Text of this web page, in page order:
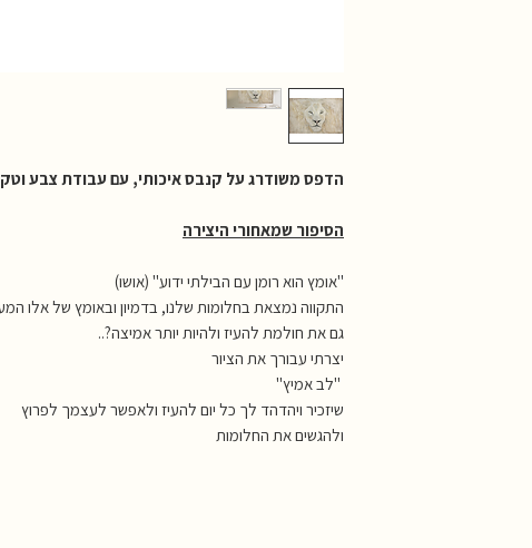
הדפס משודרג על קנבס איכותי, עם עבודת צבע
הסיפור שמאחורי היצירה
"אומץ הוא רומן עם הבילתי ידוע" (אושו)
התקווה נמצאת בחלומות שלנו, בדמיון ובאומץ של אלו
גם את חולמת להעיז ולהיות יותר אמיצה?..
יצרתי עבורך את הציור
"לב אמיץ"
שיזכיר ויהדהד לך כל יום להעיז ולאפשר לעצמך לפרוץ
ולהגשים את החלומות